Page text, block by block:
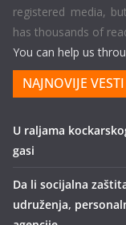
registered media,
has thousands of
You can help us
NAJNOVIJE VESTI
U raljama
gasi
Da li socijalna
udruženja,